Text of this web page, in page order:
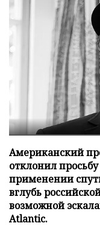
Американский
отклонил
применении
вглубь
возможной
Atlantic.